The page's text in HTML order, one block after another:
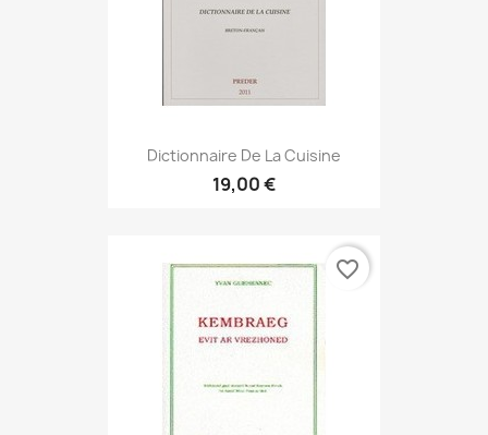
Dictionnaire De La Cuisine
19,00 €
favorite_border